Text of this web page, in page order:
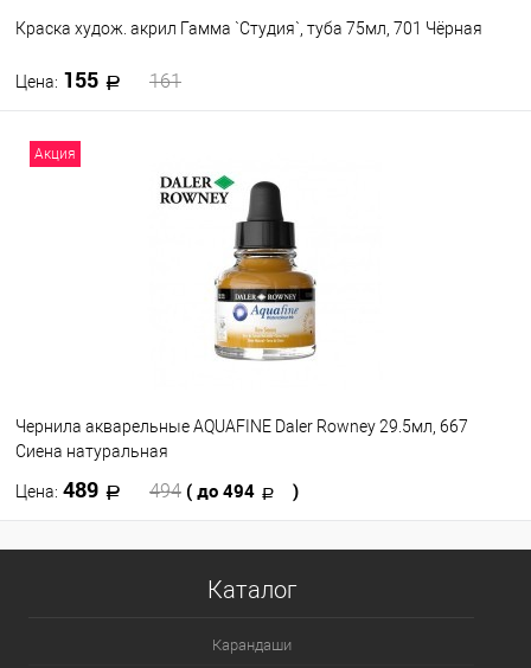
Краска худож. акрил Гамма `Студия`, туба 75мл, 701 Чёрная
Цена: 155 161
Акция
Чернила акварельные AQUAFINE Daler Rowney 29.5мл, 667
Сиена натуральная
Цена: 489 494 ( до 494 )
Каталог
Карандаши